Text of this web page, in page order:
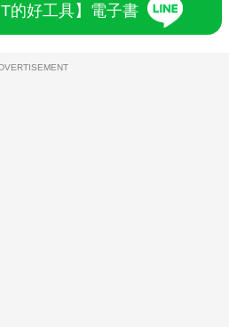
的好工具】電子書